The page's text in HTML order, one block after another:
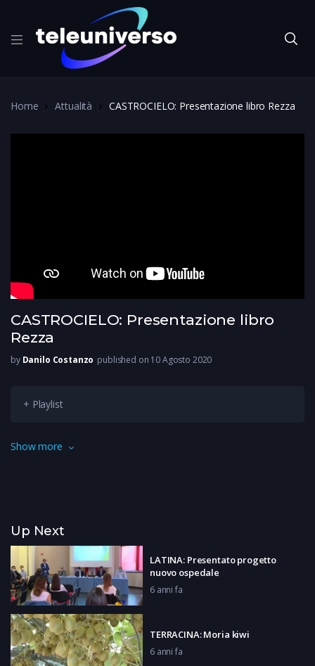
Home Attualità CASTROCIELO: Presentazione libro Rezza
CASTROCIELO: Presentazione libro
Rezza
by Danilo Costanzo published on 10 Agosto 2020
+ Playlist
Il professor Giovanni Rezza è stato ospite della città di Ca-
Show more
Up Next
LATINA: Presentato progetto
nuovo ospedale
6 anni fa
TERRACINA: Moria kiwi
6 anni fa